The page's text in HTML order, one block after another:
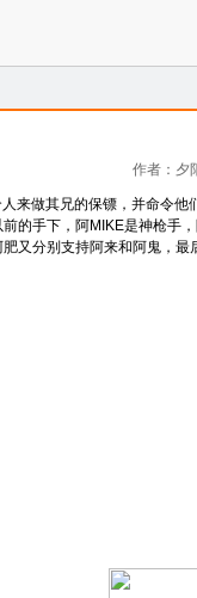
作者：夕
来做其兄的保镖，并命令
的手下，阿MIKE是神枪
又分别支持阿来和阿鬼